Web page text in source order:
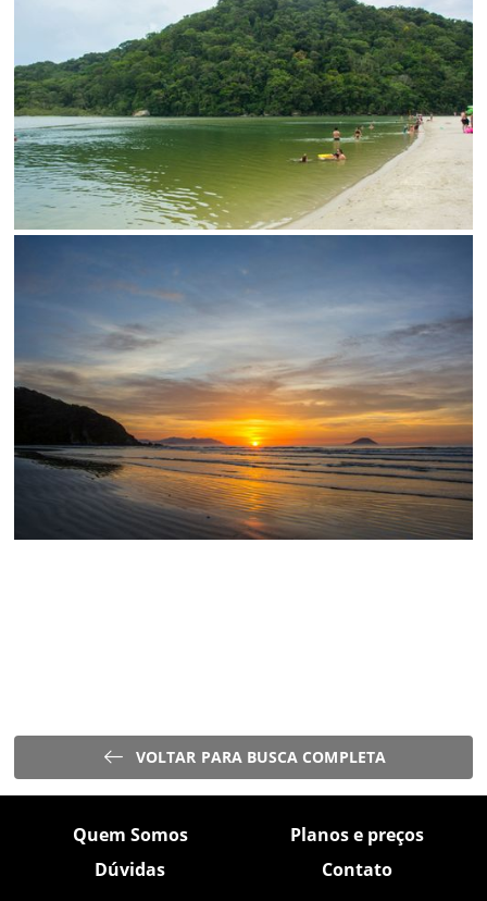
VOLTAR PARA BUSCA COMPLETA
Quem Somos
Planos e preços
Dúvidas
Contato